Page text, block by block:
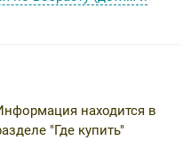
находится в
"Где купить"